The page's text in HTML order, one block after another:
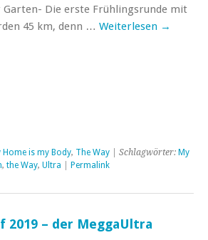
Garten- Die erste Frühlingsrunde mit
45 km, denn … Weiterlesen →
Home is my Body, The Way | Schlagwörter: My
, the Way, Ultra Permalink
2019 – der MeggaUltra